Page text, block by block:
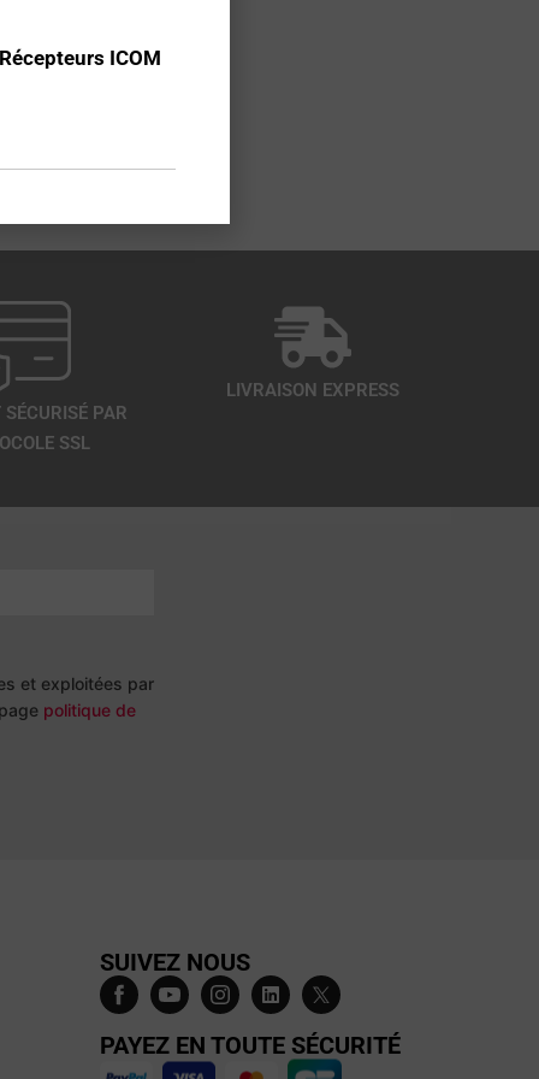
PAR
SSL
LIVRAISON EXPRESS
et exploitées par
politique de
SUIVEZ NOUS
PAYEZ EN TOUTE SÉCURITÉ
ICOM